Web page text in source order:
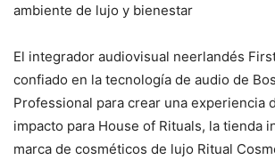
ambiente de lujo y bienestar
El integrador audiovisual neerlandés
confiado en la tecnología de audio de
Professional para crear una experiencia
impacto para House of Rituals, la tienda
marca de cosméticos de lujo Ritual